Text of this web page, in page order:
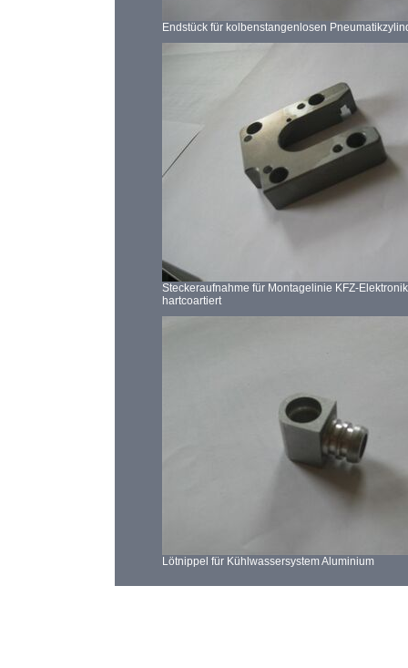
Endstück für kolbenstangenlosen
Steckeraufnahme für Montagelinie KFZ-
hartcoartiert
Lötnippel für Kühlwassersystem Aluminium